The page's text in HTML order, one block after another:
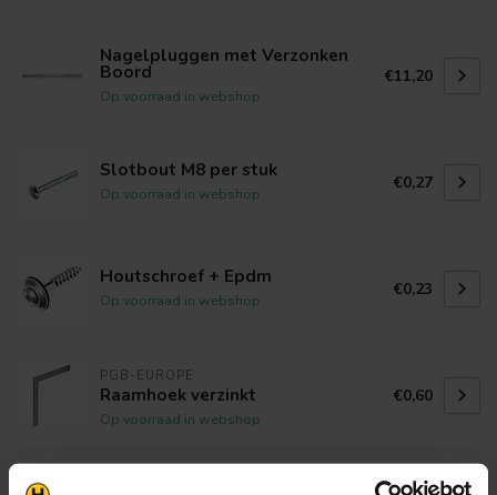
Nagelpluggen met Verzonken
Boord
Op voorraad in webshop
€11,20
Slotbout M8 per stuk
Op voorraad in webshop
€0,27
Houtschroef + Epdm
Op voorraad in webshop
€0,23
PGB-EUROPE
Raamhoek verzinkt
Op voorraad in webshop
€0,60